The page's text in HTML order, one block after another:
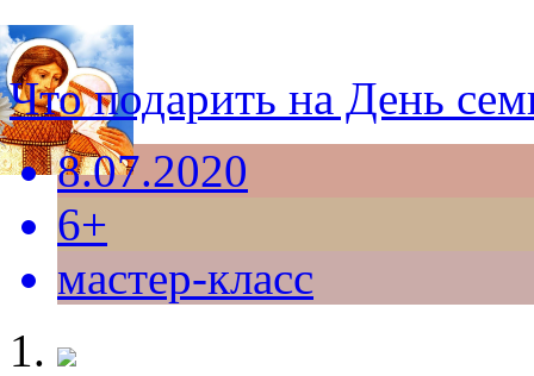
Что подарить на День
8.07.2020
6+
мастер-класс